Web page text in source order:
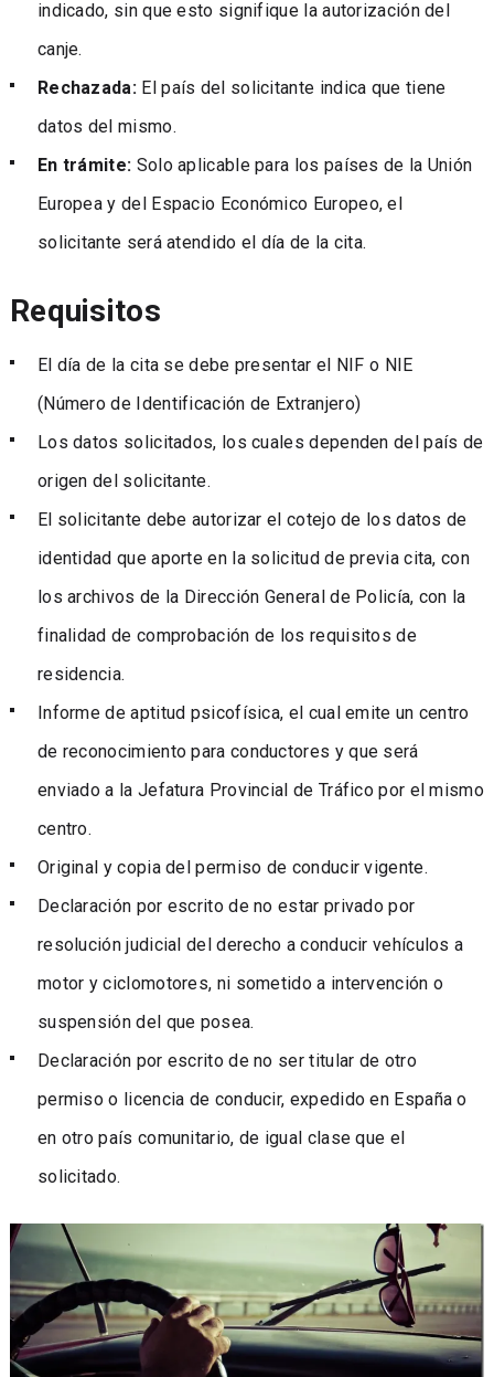
indicado, sin que esto signifique la autorización del
canje.
Rechazada: El país del solicitante indica que tiene
datos del mismo.
En trámite: Solo aplicable para los países de la Unión
Europea y del Espacio Económico Europeo, el
solicitante será atendido el día de la cita.
Requisitos
El día de la cita se debe presentar el NIF o NIE
(Número de Identificación de Extranjero)
Los datos solicitados, los cuales dependen del país de
origen del solicitante.
El solicitante debe autorizar el cotejo de los datos de
identidad que aporte en la solicitud de previa cita, con
los archivos de la Dirección General de Policía, con la
finalidad de comprobación de los requisitos de
residencia.
Informe de aptitud psicofísica, el cual emite un centro
de reconocimiento para conductores y que será
enviado a la Jefatura Provincial de Tráfico por el mismo
centro.
Original y copia del permiso de conducir vigente.
Declaración por escrito de no estar privado por
resolución judicial del derecho a conducir vehículos a
motor y ciclomotores, ni sometido a intervención o
suspensión del que posea.
Declaración por escrito de no ser titular de otro
permiso o licencia de conducir, expedido en España o
en otro país comunitario, de igual clase que el
solicitado.